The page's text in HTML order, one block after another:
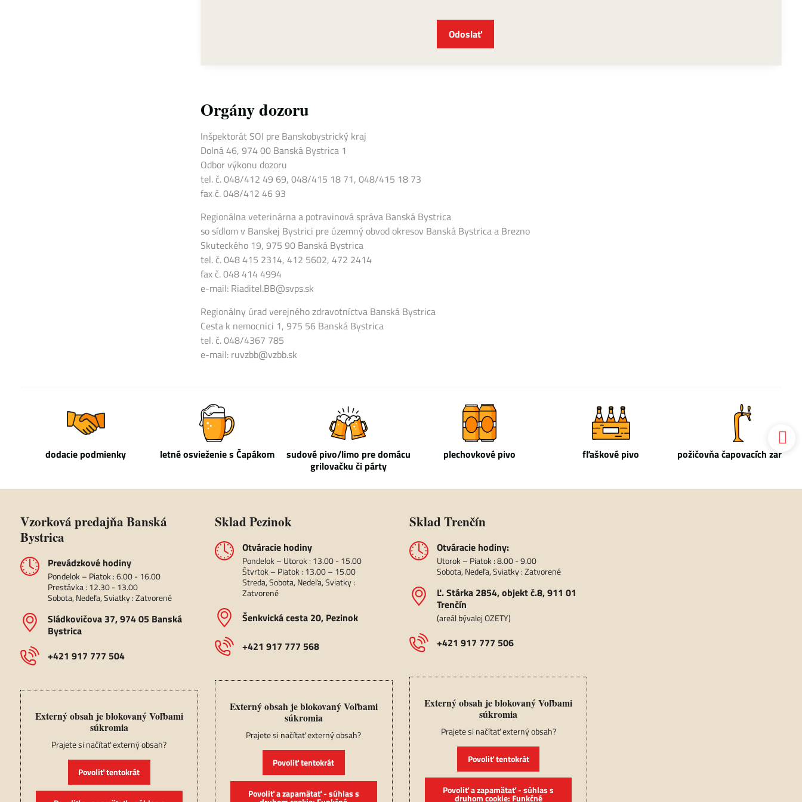
Odoslať
Orgány dozoru
Inšpektorát SOI pre Banskobystrický kraj
Dolná 46, 974 00 Banská Bystrica 1
Odbor výkonu dozoru
tel. č. 048/412 49 69, 048/415 18 71, 048/415 18 73
fax č. 048/412 46 93
Regionálna veterinárna a potravinová správa Banská Bystrica
so sídlom v Banskej Bystrici pre územný obvod okresov Banská Bystrica a Brezno
Skuteckého 19, 975 90 Banská Bystrica
tel. č. 048 415 2314, 412 5602, 472 2414
fax č. 048 414 4994
e-mail: Riaditel.BB@svps.sk
Regionálny úrad verejného zdravotníctva Banská Bystrica
Cesta k nemocnici 1, 975 56 Banská Bystrica
tel. č. 048/4367 785
e-mail: ruvzbb@vzbb.sk
dodacie podmienky letné osvieženie s Čapákom
sudové pivo/limo pre domácu
grilovačku či párty
plechovkové pivo fľaškové pivo požičovňa čapovacích
Vzorková predajňa Banská
Bystrica
Prevádzkové hodiny
Pondelok – Piatok : 6.00 - 16.00
Prestávka : 12.30 - 13.00
Sobota, Nedeľa, Sviatky : Zatvorené
Sládkovičova 37, 974 05 Banská
Bystrica
+421 917 777 504
Externý obsah je blokovaný Voľbami
súkromia
Prajete si načítať externý obsah?
Povoliť tentokrát
Sklad Pezinok
Otváracie hodiny
Pondelok – Utorok : 13.00 - 15.00
Štvrtok – Piatok : 13.00 – 15.00
Streda, Sobota, Nedeľa, Sviatky :
Zatvorené
Šenkvická cesta 20, Pezinok
+421 917 777 568
Externý obsah je blokovaný Voľbami
súkromia
Prajete si načítať externý obsah?
Povoliť tentokrát
Povoliť a zapamätať - súhlas s
Sklad Trenčín
Otváracie hodiny:
Utorok – Piatok : 8.00 - 9.00
Sobota, Nedeľa, Sviatky : Zatvorené
Ľ​. Stárka 2854, objekt č​.8, 911 01
Trenčín
(areál bývalej OZETY)
+421 917 777 506
Externý obsah je blokovaný Voľbami
súkromia
Prajete si načítať externý obsah?
Povoliť tentokrát
Povoliť a zapamätať - súhlas s
druhom cookie: Funkčné